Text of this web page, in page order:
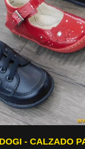
- CALZADO